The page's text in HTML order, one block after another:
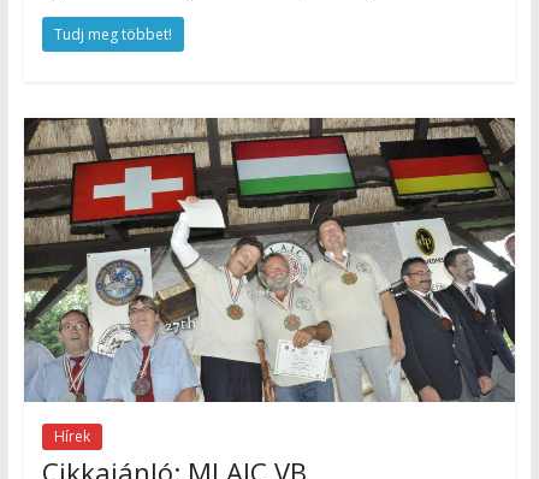
Tudj meg többet!
Hírek